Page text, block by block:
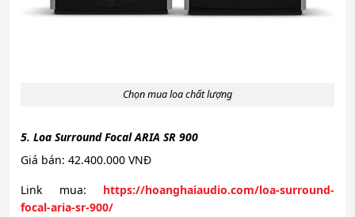
Chọn mua loa chất lượng
5. Loa Surround Focal ARIA SR 900
Giá bán: 42.400.000 VNĐ
Link mua: https://hoanghaiaudio.com/loa-surround-
focal-aria-sr-900/